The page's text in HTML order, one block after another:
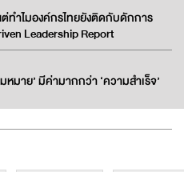
ทำไมองค์กรไทยยังติดกับดักการ
Leadership Report
มาย’ มีค่ามากกว่า ‘ความสำเร็จ’